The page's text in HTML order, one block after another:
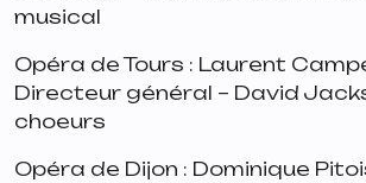
musical
Opéra de Tours : Laurent
Directeur général – David
choeurs
Opéra de Dijon : Dominique